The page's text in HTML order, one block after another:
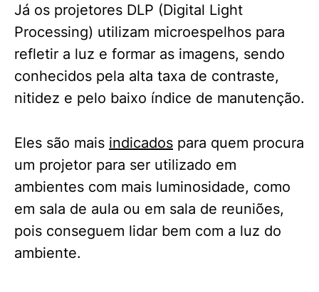
Já os projetores DLP (Digital Light
Processing) utilizam microespelhos para
refletir a luz e formar as imagens, sendo
conhecidos pela alta taxa de contraste,
nitidez e pelo baixo índice de manutenção.
Eles são mais indicados para quem procura
um projetor para ser utilizado em
ambientes com mais luminosidade, como
em sala de aula ou em sala de reuniões,
pois conseguem lidar bem com a luz do
ambiente.